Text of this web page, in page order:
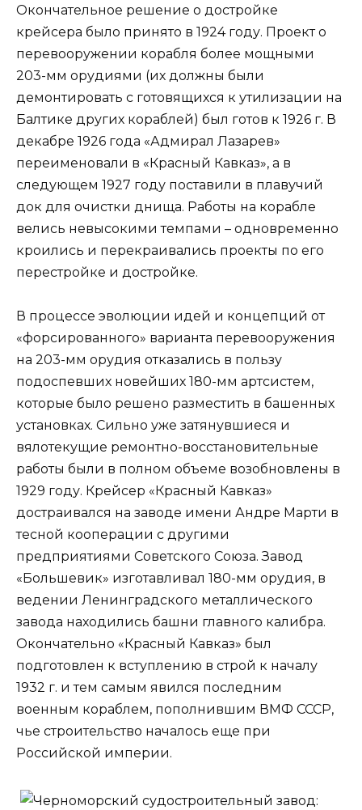
Окончательное решение о достройке
крейсера было принято в 1924 году. Проект о
перевооружении корабля более мощными
203-мм орудиями (их должны были
демонтировать с готовящихся к утилизации на
Балтике других кораблей) был готов к 1926 г. В
декабре 1926 года «Адмирал Лазарев»
переименовали в «Красный Кавказ», а в
следующем 1927 году поставили в плавучий
док для очистки днища. Работы на корабле
велись невысокими темпами – одновременно
кроились и перекраивались проекты по его
перестройке и достройке.
В процессе эволюции идей и концепций от
«форсированного» варианта перевооружения
на 203-мм орудия отказались в пользу
подоспевших новейших 180-мм артсистем,
которые было решено разместить в башенных
установках. Сильно уже затянувшиеся и
вялотекущие ремонтно-восстановительные
работы были в полном объеме возобновлены в
1929 году. Крейсер «Красный Кавказ»
достраивался на заводе имени Андре Марти в
тесной кооперации с другими
предприятиями Советского Союза. Завод
«Большевик» изготавливал 180-мм орудия, в
ведении Ленинградского металлического
завода находились башни главного калибра.
Окончательно «Красный Кавказ» был
подготовлен к вступлению в строй к началу
1932 г. и тем самым явился последним
военным кораблем, пополнившим ВМФ СССР,
чье строительство началось еще при
Российской империи.